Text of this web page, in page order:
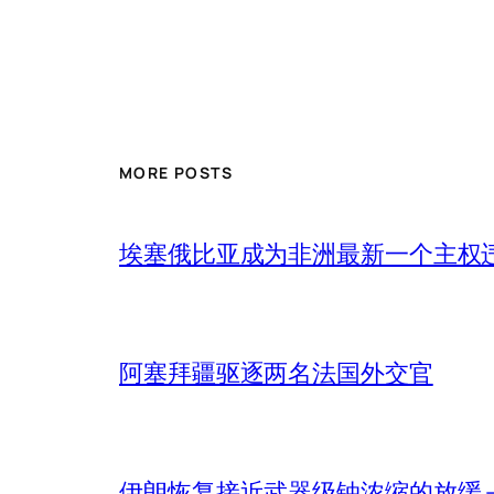
MORE POSTS
埃塞俄比亚成为非洲最新一个主权
阿塞拜疆驱逐两名法国外交官